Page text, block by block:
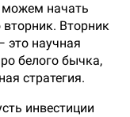
можем начать
вторник. Вторник
это научная
белого бычка,
стратегия.
инвестиции